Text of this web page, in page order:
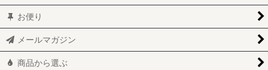
お便り
メールマガジン
商品から選ぶ